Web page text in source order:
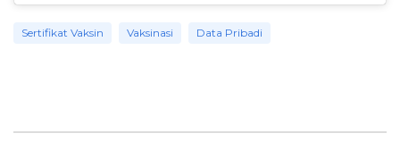
Sertifikat Vaksin Vaksinasi Data Pribadi